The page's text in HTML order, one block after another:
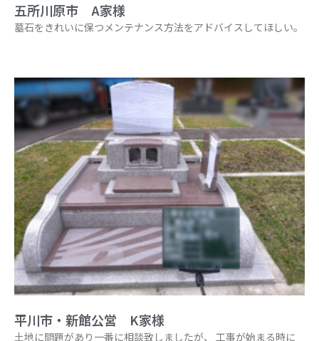
五所川原市 A家様
墓石をきれいに保つメンテナンス方法をアドバイスしてほしい。
平川市・新館公営 K家様
土地に問題があり一番に相談致しましたが、 工事が始まる時に